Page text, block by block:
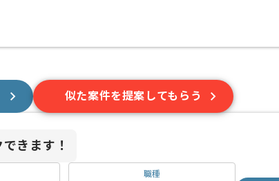
似た案件を提案してもらう
きます！
職種